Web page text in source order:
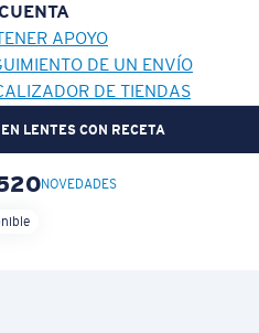
APOYO
DE UN ENVÍO
DE TIENDAS
LENTES CON RECETA
¡AGREGADO AL CARRITO!
NOVEDADES